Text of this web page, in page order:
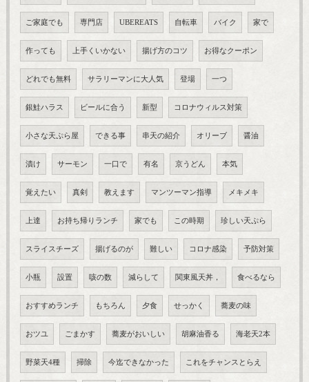
ご家庭でも 専門店 UBEREATS 自転車 バイク 家で
作っても 上手くいかない 揚げ方のコツ お得なクーポン
どれでも無料 サラリーマンに大人気 登場 一つ
銀鮭ハラス ビールに合う 新型 コロナウィルス対策
小さな天ぷら屋 できる事 串天の紹介 オリーブ 醤油
漬け サーモン 一口で 有名 京うどん 本気
覚えたい 真剣 教えます マンツーマン指導 メキメキ
上達 お持ち帰りランチ 家でも この時期 珍しい天ぷら
スライスチーズ 揚げるのが 難しい コロナ感染 予防対策
小瓶 設置 咳の数 減らして 関東風天丼， 食べるなら
おすすめランチ もちろん 夕食 せっかく 蕎麦の味
おツユ ごまかす 蕎麦がおいしい 胡麻油香る 海老天2本
野菜天4種 掃除 今迄できなかった これをチャンスとらえ